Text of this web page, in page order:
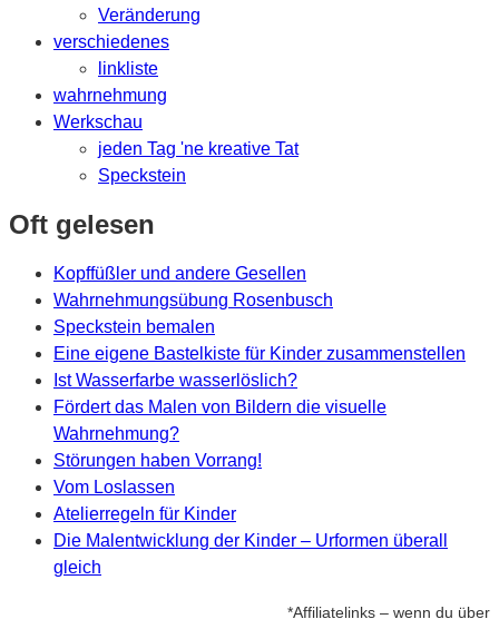
Veränderung
verschiedenes
linkliste
wahrnehmung
Werkschau
jeden Tag 'ne kreative Tat
Speckstein
Oft gelesen
Kopffüßler und andere Gesellen
Wahrnehmungsübung Rosenbusch
Speckstein bemalen
Eine eigene Bastelkiste für Kinder zusammenstellen
Ist Wasserfarbe wasserlöslich?
Fördert das Malen von Bildern die visuelle
Wahrnehmung?
Störungen haben Vorrang!
Vom Loslassen
Atelierregeln für Kinder
Die Malentwicklung der Kinder – Urformen überall
gleich
*Affiliatelinks – wenn du über